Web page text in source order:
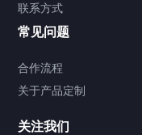
联系方式
常见问题
合作流程
关于产品定制
关注我们